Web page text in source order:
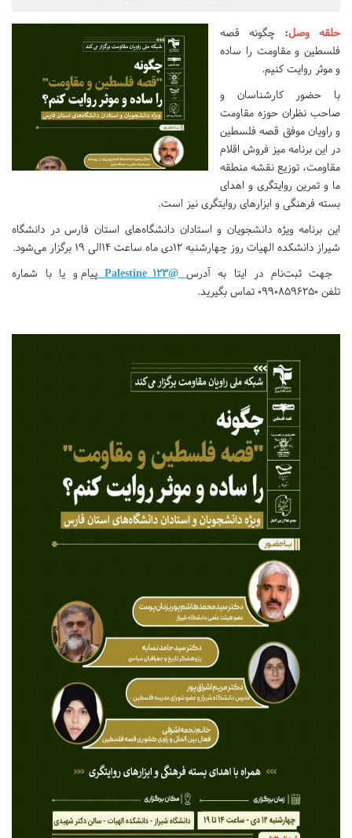
حلقه وصل: چگونه قصه
فلسطین و مقاومت را ساده
و موثر روایت کنیم.
با حضور کارشناسان و
صاحب نظران حوزه مقاومت
و راویان موفق قصه فلسطین
در این برنامه میز فروش اقلام
مقاومت، توزیع نقشه منطقه
ما و تمرین روایتگری و اهدای
بسته فرهنگی و ابزارهای روایتگری نیز است.
این برنامه ویژه دانشجویان و استادان دانشگاه‌های استان فارس در دانشگاه‌
شیراز دانشکده‌ الهیات روز چهارشنبه 12دی ماه ساعت 14الی 19 برگزار می‌شود.
جهت ثبت‌نام در ایتا به آدرس @Palestine_123
پیام و یا با شماره
تلفن 09908596250 تماس بگیرید.